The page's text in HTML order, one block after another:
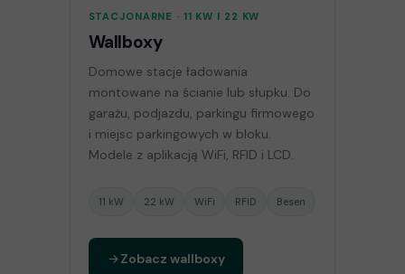
STACJONARNE · 11 KW I 22 KW
Wallboxy
Domowe stacje ładowania
montowane na ścianie lub słupku. Do
garażu, podjazdu, parkingu firmowego
i miejsc parkingowych w bloku.
Modele z aplikacją WiFi, RFID i LCD.
11 kW 22 kW WiFi RFID Besen
Zobacz wallboxy